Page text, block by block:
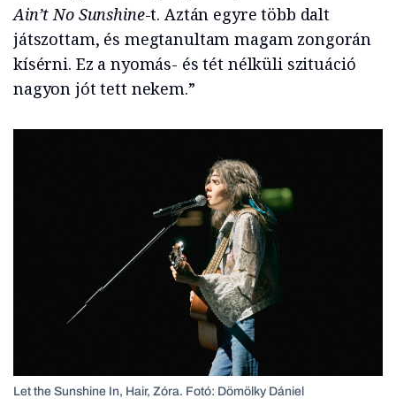
Ain’t No Sunshine-t. Aztán egyre több dalt
játszottam, és megtanultam magam zongorán
kísérni. Ez a nyomás- és tét nélküli szituáció
nagyon jót tett nekem.”
Let the Sunshine In, Hair, Zóra. Fotó: Dömölky Dániel